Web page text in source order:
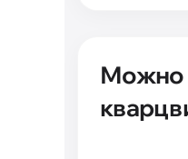
Можно